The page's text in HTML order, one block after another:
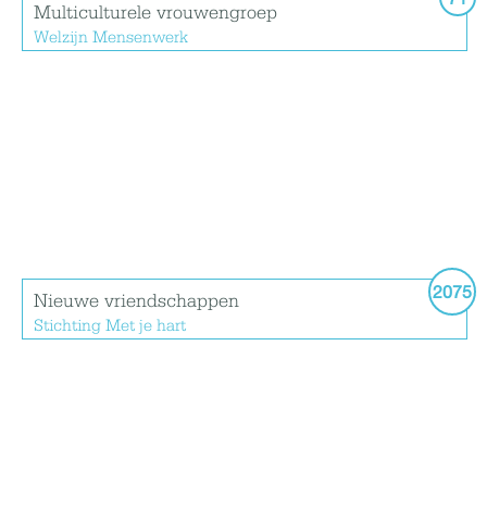
Multiculturele vrouwengroep
Welzijn Mensenwerk
2075
Nieuwe vriendschappen
Stichting Met je hart